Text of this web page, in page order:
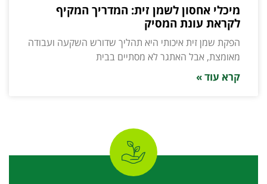
מיכלי אחסון לשמן זית: המדריך המקיף
לקראת עונת המסיק
הפקת שמן זית איכותי היא תהליך שדורש השקעה ועבודה
מאומצת, אבל האתגר לא מסתיים בבית
קרא עוד »